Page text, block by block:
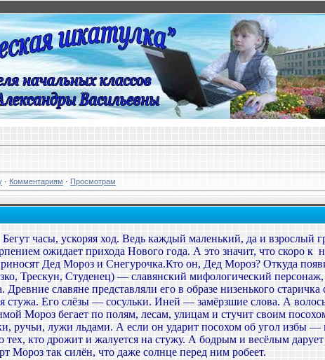
· Комментариям · Просмотрам
Бегут часы, ускоряя ход. Ведь каждый маленький, да и взрослый
ожидает прихода Нового года. А это значит, что скоро к
Дед Мороз и Снегурочка.Кто он, Дед Мороз? Откуда
Трескун, Студенец) — славянский мифологический персонаж,
Древние славяне представляли его в образе низенького
стужа. Его слёзы — сосульки. Иней — замёрзшие слова. А
Мороз бегает по полям, лесам, улицам и стучит своим
ручьи, лужи льдами. А если он ударит посохом об угол избы —
кто дрожит и жалуется на стужу. А бодрым и весёлым
Мороз так силён, что даже солнце перед ним робеет.